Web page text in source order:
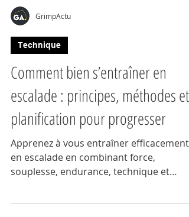
GrimpActu
Comment bien s’entraîner en
escalade : principes, méthodes et
planification pour progresser